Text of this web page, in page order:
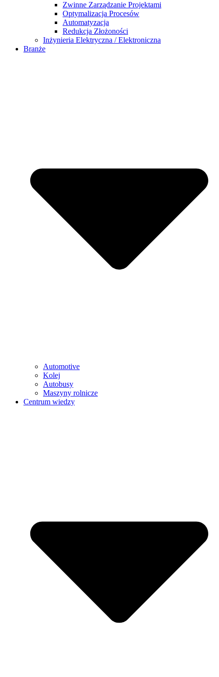
Zwinne Zarządzanie Projektami
Optymalizacja Procesów
Automatyzacja
Redukcja Złożoności
Inżynieria Elektryczna / Elektroniczna
Branże
Automotive
Kolej
Autobusy
Maszyny rolnicze
Centrum wiedzy